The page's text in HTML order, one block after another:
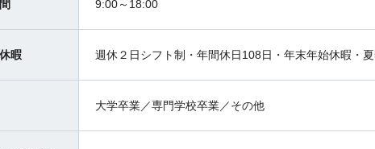
9:00～18:00
暇 週休２日シフト制・年間休日108日・年末年始休暇・
大学卒業／専門学校卒業／その他